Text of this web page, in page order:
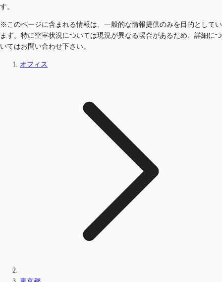
す。
※このページに含まれる情報は、一般的な情報提供のみを目的としてい
ます。特に空室状況については現況が異なる場合があるため、詳細につ
いてはお問い合わせ下さい。
オフィス